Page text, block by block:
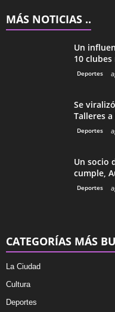
MÁS NOTICIAS ..
Un
10
Deportes
Se
Talleres a
Deportes
Un socio
cumple,
Deportes
CATEGORÍAS MÁS
La Ciudad
Cultura
Deportes